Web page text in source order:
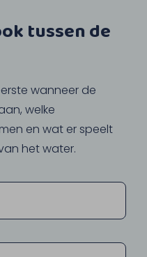
tussen de
wanneer de
welke
en wat er speelt
het water.